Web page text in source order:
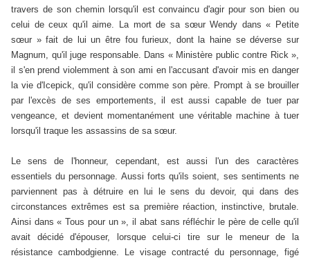
travers de son chemin lorsqu'il est convaincu d'agir pour son bien ou
celui de ceux qu'il aime. La mort de sa sœur Wendy dans « Petite
sœur » fait de lui un être fou furieux, dont la haine se déverse sur
Magnum, qu'il juge responsable. Dans « Ministère public contre Rick »,
il s'en prend violemment à son ami en l'accusant d'avoir mis en danger
la vie d'Icepick, qu'il considère comme son père. Prompt à se brouiller
par l'excès de ses emportements, il est aussi capable de tuer par
vengeance, et devient momentanément une véritable machine à tuer
lorsqu'il traque les assassins de sa sœur.
Le sens de l'honneur, cependant, est aussi l'un des caractères
essentiels du personnage. Aussi forts qu'ils soient, ses sentiments ne
parviennent pas à détruire en lui le sens du devoir, qui dans des
circonstances extrêmes est sa première réaction, instinctive, brutale.
Ainsi dans « Tous pour un », il abat sans réfléchir le père de celle qu'il
avait décidé d'épouser, lorsque celui-ci tire sur le meneur de la
résistance cambodgienne. Le visage contracté du personnage, figé